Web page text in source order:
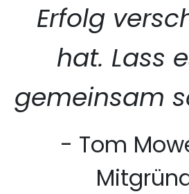
Erfolg
hat. Lass
gemeinsam
- Tom